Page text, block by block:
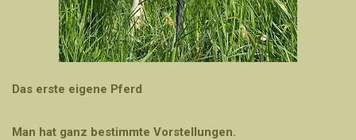
Das erste eigene Pferd
Man hat ganz bestimmte Vorstellungen.